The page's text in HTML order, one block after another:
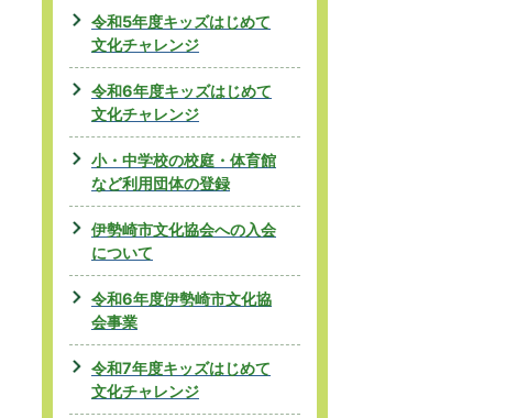
令和5年度キッズはじめて
文化チャレンジ
令和6年度キッズはじめて
文化チャレンジ
小・中学校の校庭・体育館
など利用団体の登録
伊勢崎市文化協会への入会
について
令和6年度伊勢崎市文化協
会事業
令和7年度キッズはじめて
文化チャレンジ